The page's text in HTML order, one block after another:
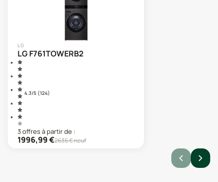
LG
LG F761TOWERB2
4.3/5 (124)
3offresà partir de :
1996,99€2635€ neuf